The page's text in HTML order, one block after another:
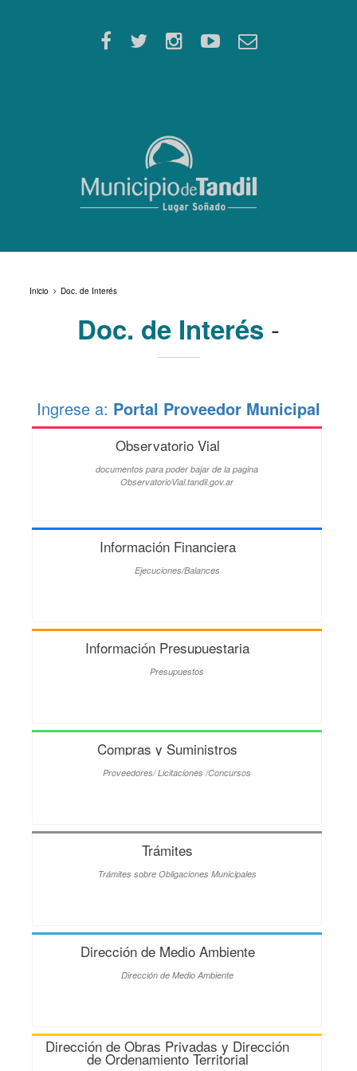
Inicio Doc. de Interés
Doc. de Interés -
Ingrese a: Portal Proveedor Municipal
Observatorio Vial
documentos para poder bajar de la pagina
ObservatorioVial.tandil.gov.ar
Información Financiera
Ejecuciones/Balances
Información Presupuestaria
Presupuestos
Compras y Suministros
Proveedores/ Licitaciones /Concursos
Trámites
Trámites sobre Obligaciones Municipales
Dirección de Medio Ambiente
Dirección de Medio Ambiente
Dirección de Obras Privadas y Dirección
de Ordenamiento Territorial